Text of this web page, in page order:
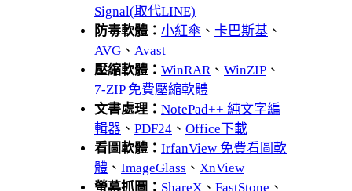
Signal(取代LINE)
防毒軟體： 小紅傘 、 卡巴斯基 、
AVG 、 Avast
壓縮軟體： WinRAR、 WinZIP 、
7-ZIP 免費壓縮軟體
文書處理： NotePad++ 純文字編
輯器 、 PDF24 、 Office下載
看圖軟體： IrfanView 免費看圖軟
體 、 ImageGlass 、 XnView
螢幕抓圖： ShareX 、 FastStone 、